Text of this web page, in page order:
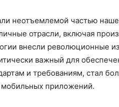
неотъемлемой частью
отрасли, включая
внесли революционные
важный для
и требованиям, стал
приложений.